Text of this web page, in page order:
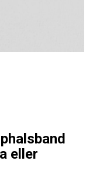
eller